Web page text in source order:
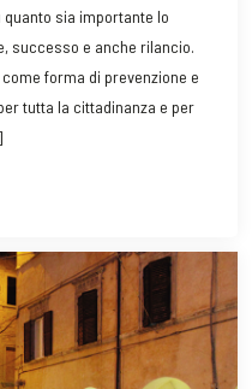
quanto sia importante lo
successo e anche rilancio.
forma di prevenzione e
tutta la cittadinanza e per